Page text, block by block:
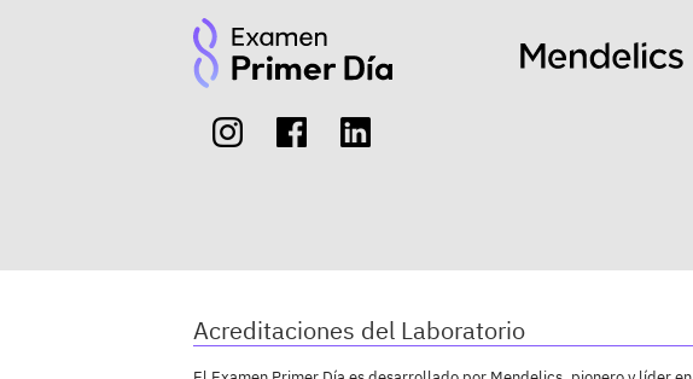
Acreditaciones del Laboratorio